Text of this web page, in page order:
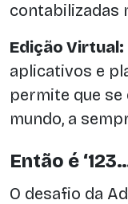
contabilizadas
Edição Virtual:
aplicativos e
permite que
mundo, a
Então é
O desafio da